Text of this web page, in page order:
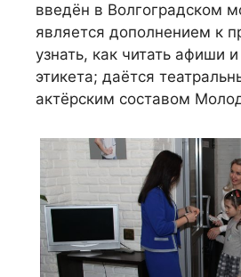
введён в Волгоградском
является дополнением к
узнать, как читать афиши
этикета; даётся
актёрским составом